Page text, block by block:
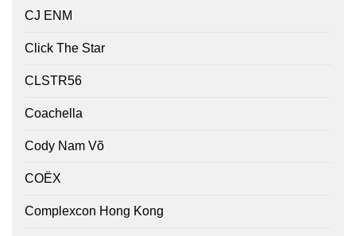
CJ ENM
Click The Star
CLSTR56
Coachella
Cody Nam Võ
COËX
Complexcon Hong Kong